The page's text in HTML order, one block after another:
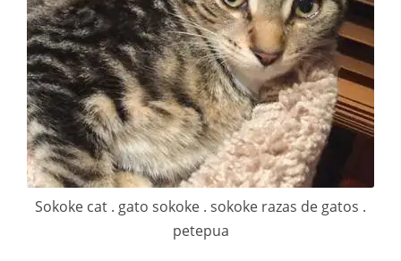
Sokoke cat . gato sokoke . sokoke razas de gatos .
petepua